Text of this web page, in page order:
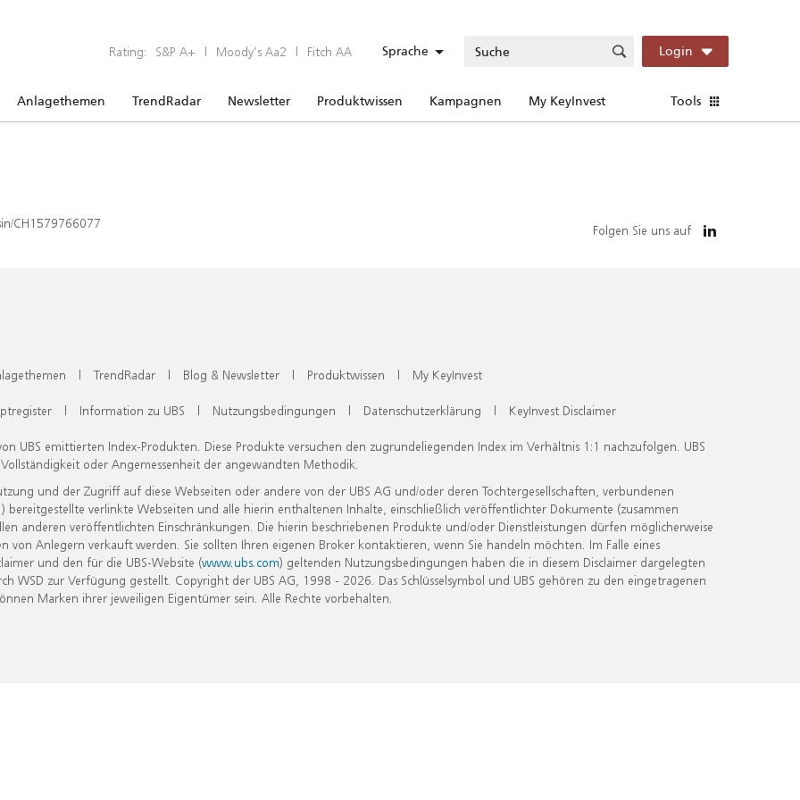
Rating: S&P A+ | Moody’s Aa2 | Fitch AA Sprache Login
Anlagethemen TrendRadar Newsletter Produktwissen Kampagnen My KeyInvest Tools
CH1579766077 Folgen Sie uns auf
| TrendRadar | Blog & Newsletter | Produktwissen | My KeyInvest
| Information zu UBS | Nutzungsbedingungen | Datenschutzerklärung | KeyInvest Disclaimer
UBS emittierten Index-Produkten. Diese Produkte versuchen den zugrundeliegenden Index im Verhältnis 1:1 nachzufolgen. UBS
oder Angemessenheit der angewandten Methodik.
und der Zugriff auf diese Webseiten oder andere von der UBS AG und/oder deren Tochtergesellschaften, verbundenen
verlinkte Webseiten und alle hierin enthaltenen Inhalte, einschließlich veröffentlichter Dokumente (zusammen
anderen veröffentlichten Einschränkungen. Die hierin beschriebenen Produkte und/oder Dienstleistungen dürfen möglicherweise
Anlegern verkauft werden. Sie sollten Ihren eigenen Broker kontaktieren, wenn Sie handeln möchten. Im Falle eines
und den für die UBS-Website (www.ubs.com) geltenden Nutzungsbedingungen haben die in diesem Disclaimer dargelegten
zur Verfügung gestellt. Copyright der UBS AG, 1998 - 2026. Das Schlüsselsymbol und UBS gehören zu den eingetragenen
Marken ihrer jeweiligen Eigentümer sein. Alle Rechte vorbehalten.